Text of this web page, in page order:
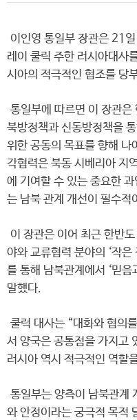
이인영 통일부 장관은 21
레이 쿨릭 주한 러시아대사
시아의 적극적인 협조를 당
통일부에 따르면 이 장관
북방정책과 신동방정책을
위한 공동의 목표를 향해 나
각협력은 북동 시베리아 지
에 기여할 수 있는 중요한
는 남북 관계 개선이 필수적
이 장관은 이어 최근 한반
야와 교류협력 분야의 ‘작은
를 통해 남북관계에서 ‘믿
말했다.
쿨럭 대사는 “대화와 협의
서 양국은 공통점을 가지고
러시아 역시 적극적인 역할
통일부는 양측이 남북관계
와 안정이라는 궁극적 목적